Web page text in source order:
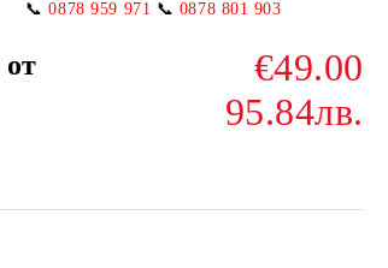
📞 0878 959 971 📞 0878 801 903
€49.00
95.84лв.